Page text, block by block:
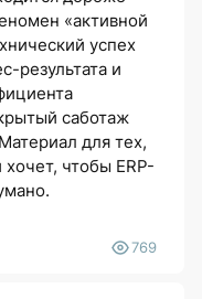
«активной
успех
результата и
саботаж
для тех,
чтобы ERP-
769